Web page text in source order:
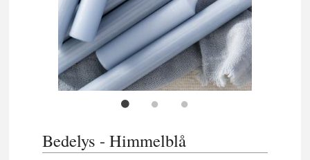
Bedelys - Himmelblå